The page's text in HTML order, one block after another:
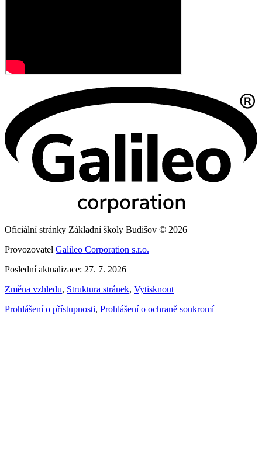
Oficiální stránky Základní školy Budišov © 2026
Provozovatel Galileo Corporation s.r.o.
Poslední aktualizace: 27. 7. 2026
Změna vzhledu, Struktura stránek, Vytisknout
Prohlášení o přístupnosti, Prohlášení o ochraně soukromí